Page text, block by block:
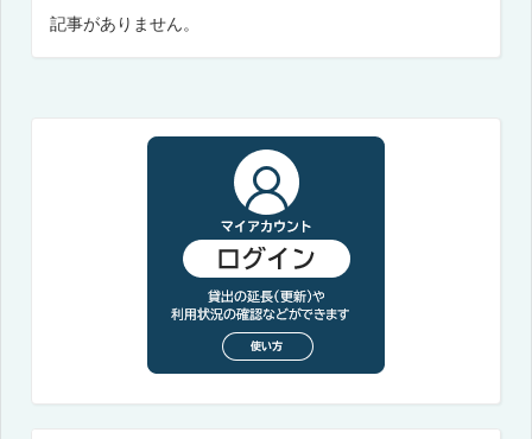
記事がありません。